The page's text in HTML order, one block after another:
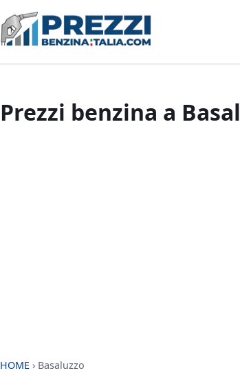
Prezzi benzina a
HOME › Basaluzzo